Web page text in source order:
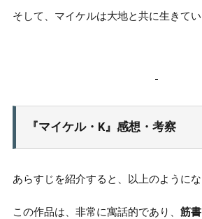
そして、マイケルは大地と共に生きて
『マイケル・K』感想・考察
あらすじを紹介すると、以上のようにな
この作品は、非常に寓話的であり、 筋